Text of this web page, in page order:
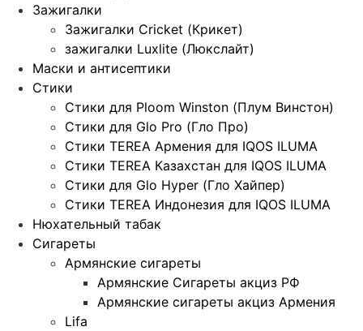
Зажигалки
Зажигалки Cricket (Крикет)
зажигалки Luxlite (Люкслайт)
Маски и антисептики
Стики
Стики для Ploom Winston (Плум Винстон)
Стики для Glo Pro (Гло Про)
Стики TEREA Армения для IQOS ILUMA
Стики TEREA Казахстан для IQOS ILUMA
Стики для Glo Hyper (Гло Хайпер)
Стики TEREA Индонезия для IQOS ILUMA
Нюхательный табак
Сигареты
Армянские сигареты
Армянские Сигареты акциз РФ
Армянские сигареты акциз Армения
Lifa